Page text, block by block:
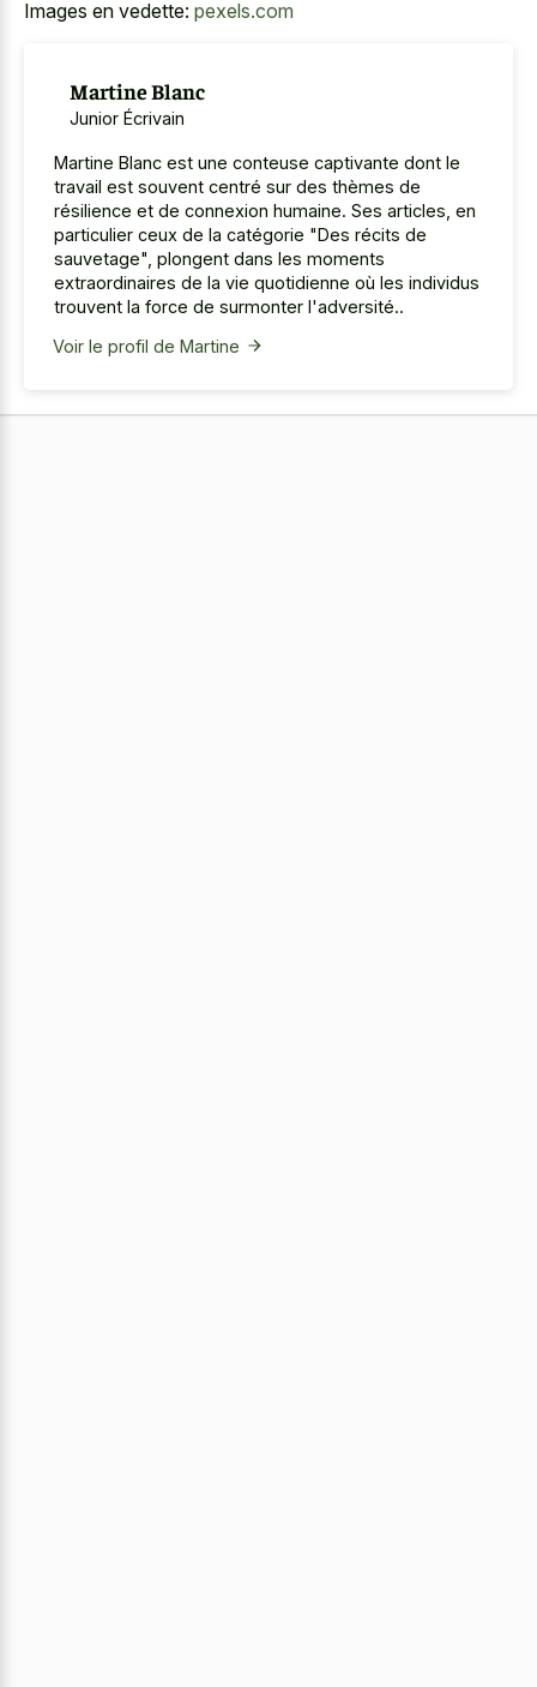
Images en vedette: pexels.com
Martine Blanc
Junior Écrivain
Martine Blanc est une conteuse captivante dont le
travail est souvent centré sur des thèmes de
résilience et de connexion humaine. Ses articles, en
particulier ceux de la catégorie "Des récits de
sauvetage", plongent dans les moments
extraordinaires de la vie quotidienne où les individus
trouvent la force de surmonter l'adversité..
Voir le profil de Martine